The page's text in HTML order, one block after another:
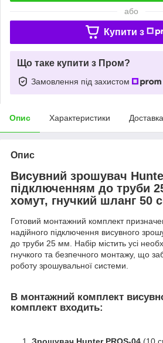
або
Купити з
Що таке купити з Пром?
Замовлення під захистом
Опис Характеристики Доставка
Опис
Висувний зрошувач
підключенням до труби
хомут, гнучкий шланг 50
Готовий монтажний комплект
надійного підключення висувного
до труби 25 мм. Набір містить усі
гнучкого та безпечного монтажу, що
роботу зрошувальної системи.
В монтажний комплект
комплект входить: